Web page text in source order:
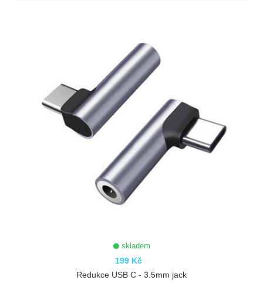
skladem
199 Kč
Redukce USB C - 3.5mm jack